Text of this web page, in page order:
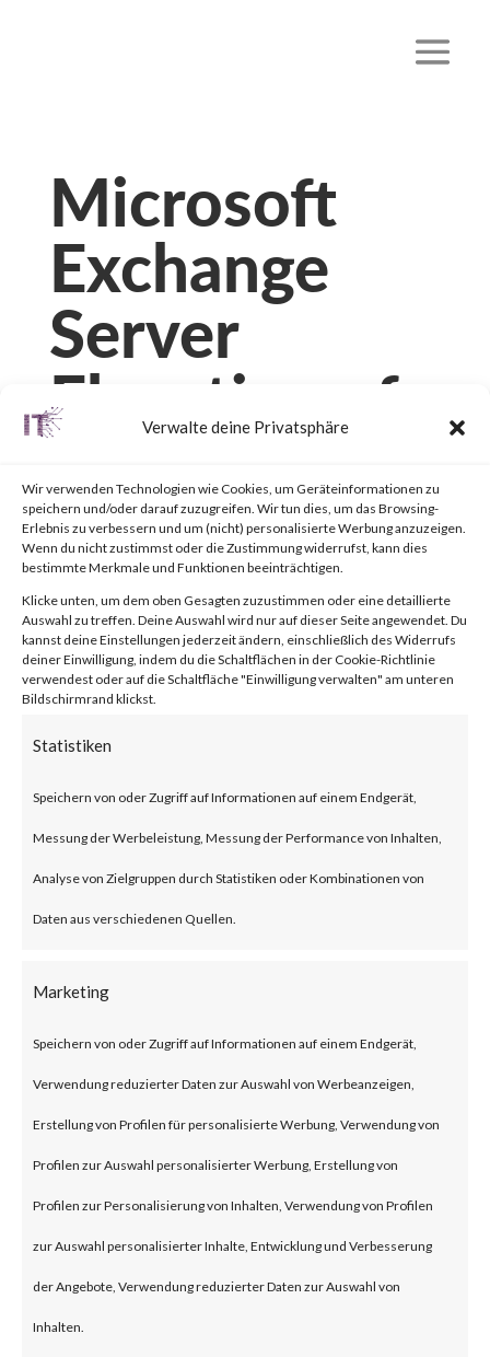
Verwalte deine Privatsphäre
Wir verwenden Technologien wie Cookies, um Geräteinformationen zu
speichern und/oder darauf zuzugreifen. Wir tun dies, um das Browsing-
Erlebnis zu verbessern und um (nicht) personalisierte Werbung anzuzeigen.
Wenn du nicht zustimmst oder die Zustimmung widerrufst, kann dies
bestimmte Merkmale und Funktionen beeinträchtigen.
Klicke unten, um dem oben Gesagten zuzustimmen oder eine detaillierte
Auswahl zu treffen. Deine Auswahl wird nur auf dieser Seite angewendet. Du
kannst deine Einstellungen jederzeit ändern, einschließlich des Widerrufs
deiner Einwilligung, indem du die Schaltflächen in der Cookie-Richtlinie
verwendest oder auf die Schaltfläche "Einwilligung verwalten" am unteren
Bildschirmrand klickst.
Statistiken
Speichern von oder Zugriff auf Informationen auf einem Endgerät,
Messung der Werbeleistung, Messung der Performance von Inhalten,
Analyse von Zielgruppen durch Statistiken oder Kombinationen von
Daten aus verschiedenen Quellen.
Marketing
Speichern von oder Zugriff auf Informationen auf einem Endgerät,
Verwendung reduzierter Daten zur Auswahl von Werbeanzeigen,
Erstellung von Profilen für personalisierte Werbung, Verwendung von
Profilen zur Auswahl personalisierter Werbung, Erstellung von
Profilen zur Personalisierung von Inhalten, Verwendung von Profilen
zur Auswahl personalisierter Inhalte, Entwicklung und Verbesserung
der Angebote, Verwendung reduzierter Daten zur Auswahl von
Inhalten.
Microsoft
Exchange
Server
Elevation of
Privilege
Vulnerability
(CVE-2024-
21410)
What is the Vulnerability?
security flaw in the Exchange
Server. Tracked as CVE-2024-
21410, the issue has been
described as a privilege
escalation vulnerability. This
security flaw can let remote
unauthenticated threat actors
escalate privileges in NTLM
relay attacks against vulnerable